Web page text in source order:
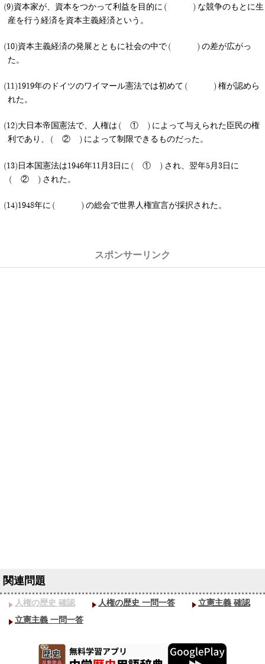
資本家が、資本をつかって利益を目的に
な競争のもとに生
産を行う経済を資本主義経済という。
資本主義経済の発展とともに社会の中で
の差が広がっ
た。
1919年のドイツのワイマール憲法では初めて
権が認めら
れた。
大日本帝国憲法で、人権は ①
によって与えられた臣民の権
利であり、
② によって制限できるものだった。
日本国憲法は1946年11月3日に ①
され、翌年5月3日に
②
された。
1948年に の総会で世界人権宣言が採択された。
人権の歴史 確認 人権の歴史 一問一答
立憲主義 確認
立憲主義 一問一答